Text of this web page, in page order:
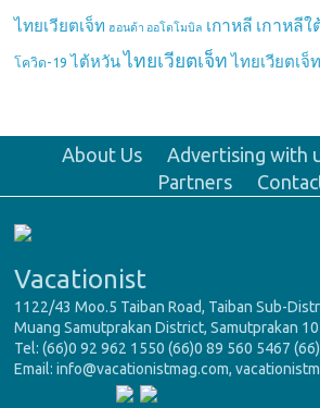
ไทยเวียตเจ็ท ฮอนด้า ออโตโมบิล เกาหลี เกาหลีใ
โควิด-19 ไต้หวัน ไทยเวียตเจ็ท ไทยเวียตเจ็
About Us Advertising with
Partners
Vacationist
1122/43 Moo.5 Taiban Road, Taiban Sub-
Muang Samutprakan District, Samutprakan
Tel: (66)0 92 962 1550 (66)0 89 560 5467
Email: info@vacationistmag.com,